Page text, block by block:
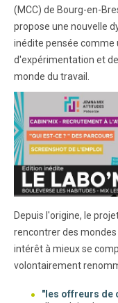
(MCC) de Bourg-en-
propose une nouvelle
inédite pensée comme
d'expérimentation et
monde du travail.
Depuis l'origine, le
rencontrer des
intérêt à mieux se
volontairement
"les offreurs de